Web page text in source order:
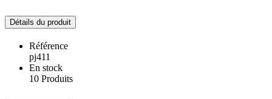
Détails du produit
Référence
pj411
En stock
10 Produits